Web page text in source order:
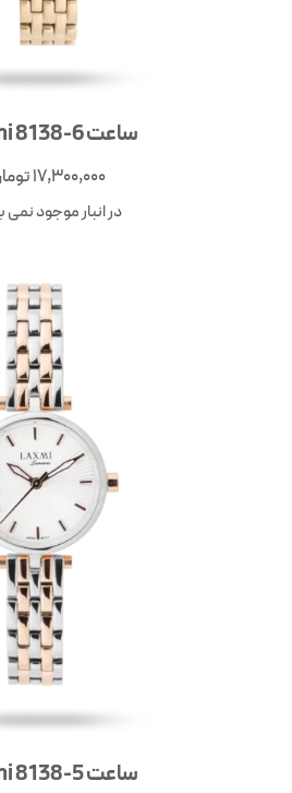
ساعت Laxmi 8138-6
17,300,000تومان
در انبار موجود نمی
ساعت Laxmi 8138-5